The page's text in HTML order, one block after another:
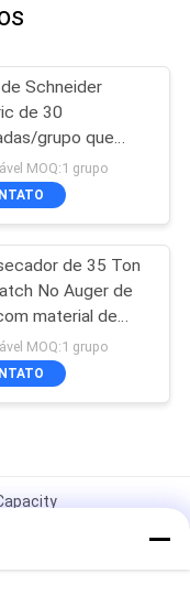
Schneider
de 30
grupo que
o secador para
de arroz
MOQ:1 grupo
de 35 Ton
No Auger de
material de
MOQ:1 grupo
com alta eficiência